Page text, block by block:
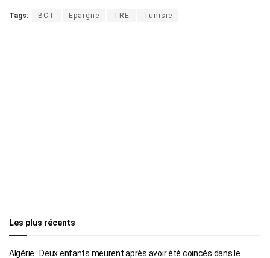
Tags: BCT Epargne TRE Tunisie
Les plus récents
Algérie : Deux enfants meurent après avoir été coincés dans le